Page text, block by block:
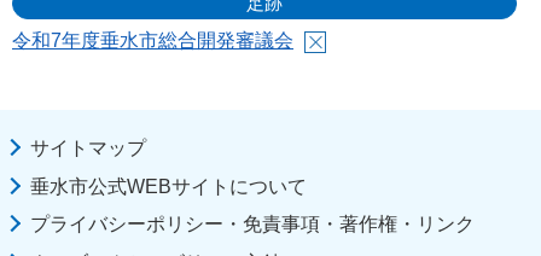
令和7年度垂水市総合開発審議会
サイトマップ
垂水市公式WEBサイトについて
プライバシーポリシー・免責事項・著作権・リンク